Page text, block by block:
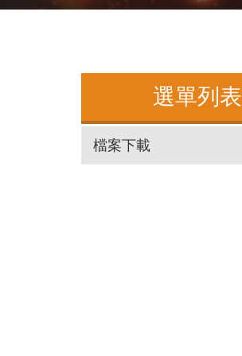
選單列表
檔案下載